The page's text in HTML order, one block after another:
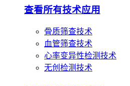
心率变异性检测技术
超声波骨密度检测技术
KJ3000技术体系（足跟骨检测）